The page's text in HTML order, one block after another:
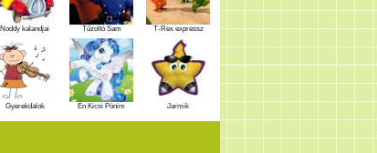
Noddy kalandjai Tűzoltó Sam T-Rex expressz
Gyerekdalok Én Kicsi Pónim Jarmik